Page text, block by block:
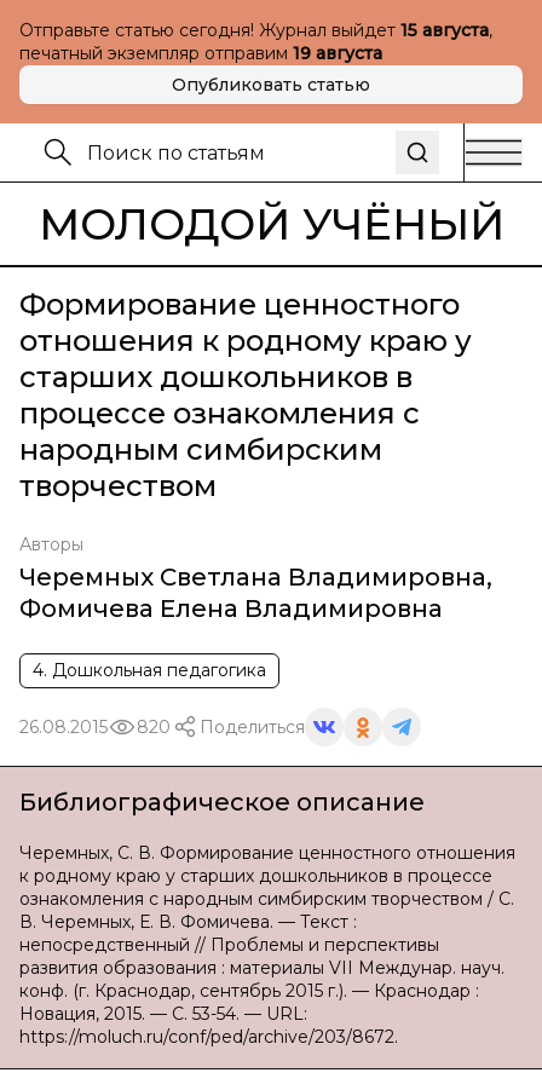
Отправьте статью сегодня! Журнал выйдет 15 августа,
печатный экземпляр отправим 19 августа
Опубликовать статью
МОЛОДОЙ УЧЁНЫЙ
Формирование ценностного
отношения к родному краю у
старших дошкольников в
процессе ознакомления с
народным симбирским
творчеством
Авторы
Черемных Светлана Владимировна,
Фомичева Елена Владимировна
4. Дошкольная педагогика
26.08.2015 820 Поделиться
Библиографическое описание
Черемных, С. В. Формирование ценностного отношения
к родному краю у старших дошкольников в процессе
ознакомления с народным симбирским творчеством / С.
В. Черемных, Е. В. Фомичева. — Текст :
непосредственный // Проблемы и перспективы
развития образования : материалы VII Междунар. науч.
конф. (г. Краснодар, сентябрь 2015 г.). — Краснодар :
Новация, 2015. — С. 53-54. — URL:
https://moluch.ru/conf/ped/archive/203/8672.